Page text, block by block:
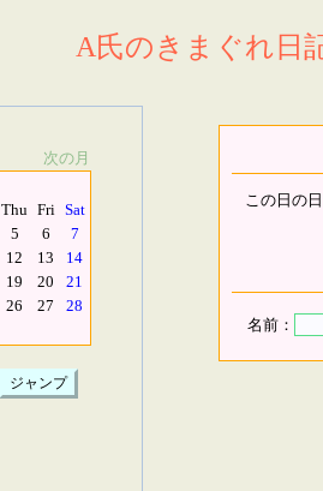
A氏のきまぐれ日
次の月
Thu Fri Sat
5 6
7
12 13
14
19 20
21
26 27
28
この日の
名前：